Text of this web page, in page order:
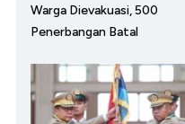
Warga Dievakuasi, 500
Penerbangan Batal